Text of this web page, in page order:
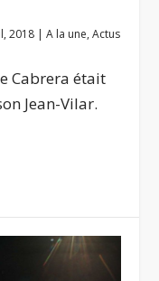
2018 |A la une,Actus
Cabrera était
Jean-Vilar.